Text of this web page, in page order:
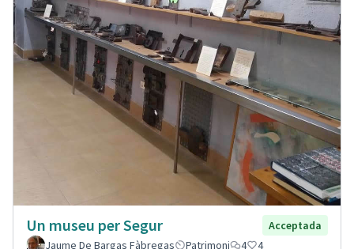
Un museu per Segur
Acceptada
Jaume De Bargas Fàbregas
Patrimoni 4 4